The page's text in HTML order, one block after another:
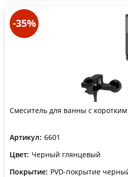
-35%
Смеситель для ванны с
Артикул: 6601
Цвет: Черный глянцевый
Покрытие: PVD-покрытие